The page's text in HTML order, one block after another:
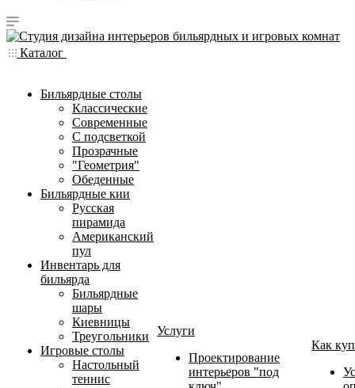
Каталог
Бильярдные столы
Классические
Современные
С подсветкой
Прозрачные
"Геометрия"
Обеденные
Бильярдные кии
Русская
пирамида
Американский
пул
Инвентарь для
бильярда
Бильярдные
шары
Киевницы
Треугольники
Игровые столы
Настольный
теннис
Услуги
Проектирование
интерьеров "под
Как